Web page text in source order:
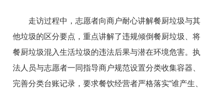
走访过程中，志愿者向商户耐心讲解餐厨垃圾与其
他垃圾的区分要点，重点讲解了违规倾倒餐厨垃圾、将
餐厨垃圾混入生活垃圾的违法后果与潜在环境危害。执
法人员与志愿者一同指导商户规范设置分类收集容器、
完善分类台账记录，要求餐饮经营者严格落实“谁产生、